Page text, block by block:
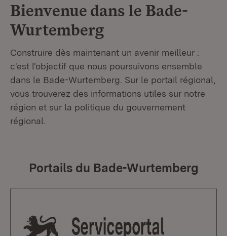
Bienvenue dans le Bade-
Wurtemberg
Construire dès maintenant un avenir meilleur :
c'est l'objectif que nous poursuivons ensemble
dans le Bade-Wurtemberg. Sur le portail régional,
vous trouverez des informations utiles sur notre
région et sur la politique du gouvernement
régional.
Portails du Bade-Wurtemberg